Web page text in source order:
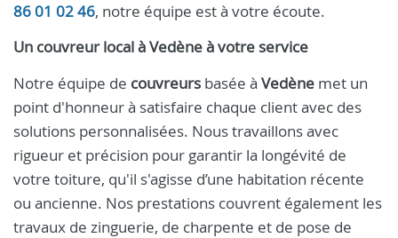
86 01 02 46, notre équipe est à votre écoute.
Un couvreur local à Vedène à votre service
Notre équipe de couvreurs basée à Vedène met un
point d'honneur à satisfaire chaque client avec des
solutions personnalisées. Nous travaillons avec
rigueur et précision pour garantir la longévité de
votre toiture, qu'il s'agisse d’une habitation récente
ou ancienne. Nos prestations couvrent également les
travaux de zinguerie, de charpente et de pose de